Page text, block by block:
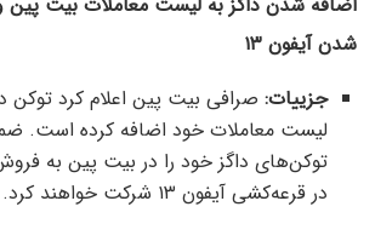
شدن آیفون ۱۳
جزییات: صرافی بیت پین اعلام کرد توکن
لیست معاملات خود اضافه کرده است.
توکن‌های داگز خود را در بیت پین به
در قرعه‌کشی آیفون ۱۳ شرکت خواهند کرد.